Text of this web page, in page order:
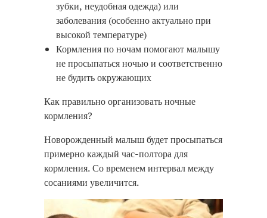
зубки, неудобная одежда) или
заболевания (особенно актуально при
высокой температуре)
Кормления по ночам помогают малышу
не просыпаться ночью и соответственно
не будить окружающих
Как правильно организовать ночные
кормления?
Новорожденный малыш будет просыпаться
примерно каждый час-полтора для
кормления. Со временем интервал между
сосаниями увеличится.